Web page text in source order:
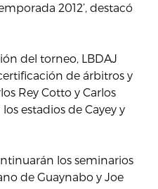
2012’, destacó
del torneo, LBDAJ
de árbitros y
Rey Cotto y Carlos
estadios de Cayey y
los seminarios
de Guaynabo y Joe